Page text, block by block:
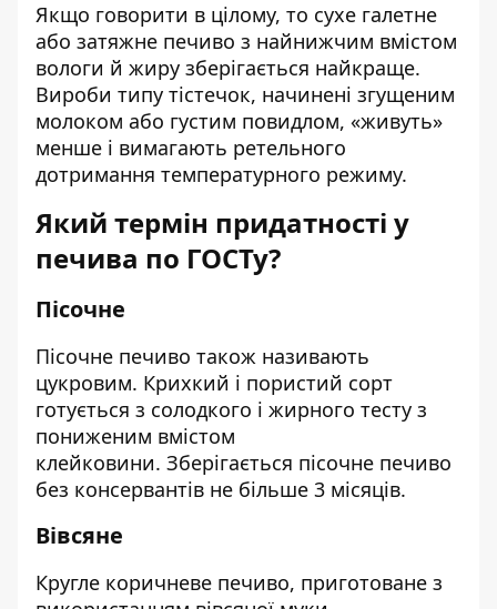
Якщо говорити в цілому, то сухе галетне
або затяжне печиво з найнижчим вмістом
вологи й жиру зберігається найкраще.
Вироби типу тістечок, начинені згущеним
молоком або густим повидлом, «живуть»
менше і вимагають ретельного
дотримання температурного режиму.
Який термін придатності у
печива по ГОСТу?
Пісочне
Пісочне печиво також називають
цукровим. Крихкий і пористий сорт
готується з солодкого і жирного тесту з
пониженим вмістом
клейковини. Зберігається пісочне печиво
без консервантів не більше 3 місяців.
Вівсяне
Кругле коричневе печиво, приготоване з